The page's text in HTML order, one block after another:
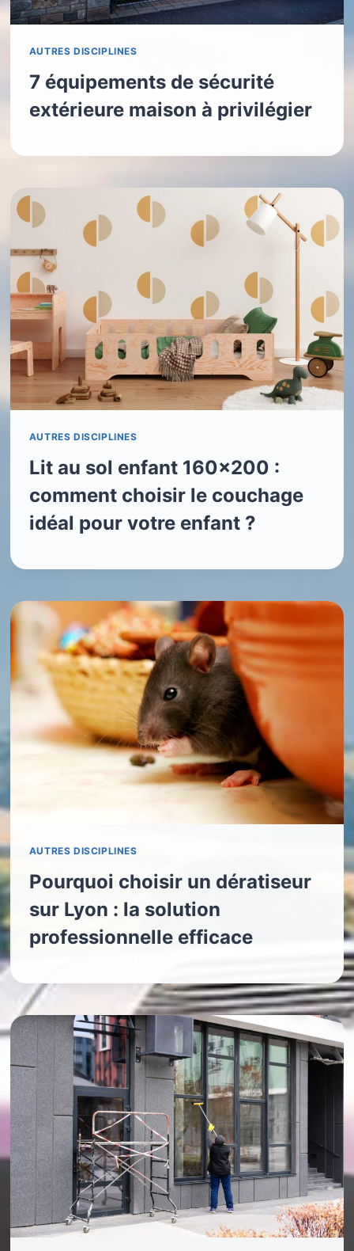
AUTRES DISCIPLINES
7 équipements de sécurité
extérieure maison à privilégier
AUTRES DISCIPLINES
Lit au sol enfant 160×200 :
comment choisir le couchage
idéal pour votre enfant ?
AUTRES DISCIPLINES
Pourquoi choisir un dératiseur
sur Lyon : la solution
professionnelle efficace